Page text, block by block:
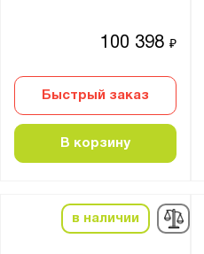
100 398₽
Быстрый заказ
В корзину
в наличии
Страна производства:
Россия
Верстакофф